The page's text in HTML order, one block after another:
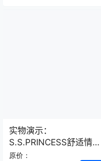
实物演示：
S.S.PRINCESS舒适情侣
款浴室拖鞋–2双装
原价：